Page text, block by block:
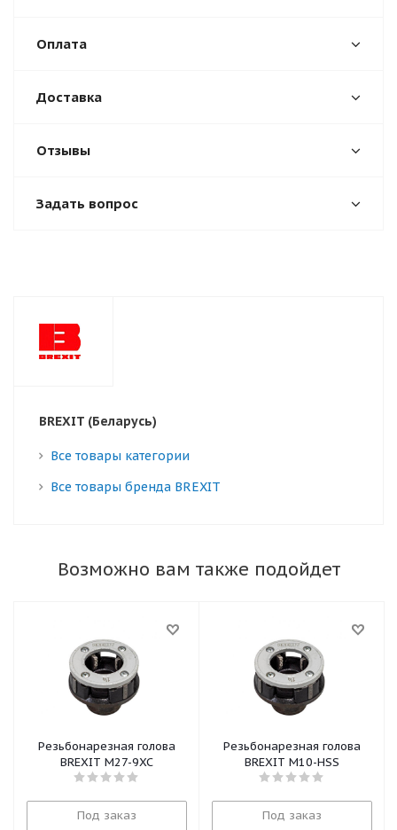
Оплата
Доставка
Отзывы
Задать вопрос
BREXIT (Беларусь)
Все товары категории
Все товары бренда BREXIT
Возможно вам также подойдет
Резьбонарезная голова
BREXIT М27-9XC
Под заказ
Резьбонарезная голова
BREXIT М10-HSS
Под заказ